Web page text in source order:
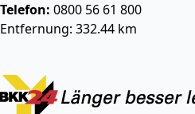
Telefon: 0800 56 61 800
Entfernung: 332.44 km